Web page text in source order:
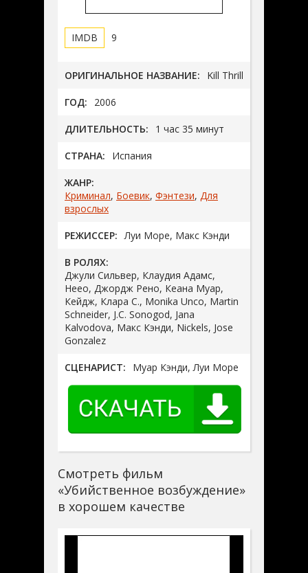
9
ОРИГИНАЛЬНОЕ НАЗВАНИЕ: Kill Thrill
ГОД: 2006
ДЛИТЕЛЬНОСТЬ: 1 час 35 минут
СТРАНА: Испания
ЖАНР:
Криминал, Боевик, Фэнтези, Для
взрослых
РЕЖИССЕР: Луи Море, Макс Кэнди
В РОЛЯХ:
Джули Сильвер, Клаудия Адамс,
Неео, Джордж Рено, Кеана Муар,
Кейдж, Клара С., Monika Unco, Martin
Schneider, J.C. Sonogod, Jana
Kalvodova, Макс Кэнди, Nickels, Jose
Gonzalez
СЦЕНАРИСТ: Муар Кэнди, Луи Море
Смотреть фильм
«Убийственное возбуждение»
в хорошем качестве